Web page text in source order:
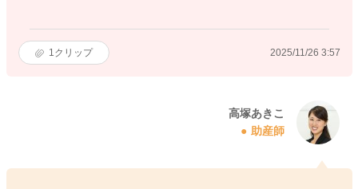
1 クリップ 2025/11/26 3:57
高塚あきこ
助産師